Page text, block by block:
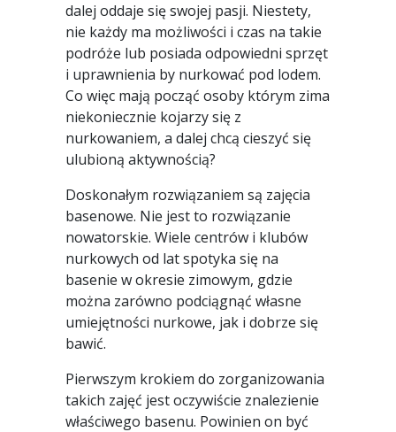
dalej oddaje się swojej pasji. Niestety,
nie każdy ma możliwości i czas na takie
podróże lub posiada odpowiedni sprzęt
i uprawnienia by nurkować pod lodem.
Co więc mają począć osoby którym zima
niekoniecznie kojarzy się z
nurkowaniem, a dalej chcą cieszyć się
ulubioną aktywnością?
Doskonałym rozwiązaniem są zajęcia
basenowe. Nie jest to rozwiązanie
nowatorskie. Wiele centrów i klubów
nurkowych od lat spotyka się na
basenie w okresie zimowym, gdzie
można zarówno podciągnąć własne
umiejętności nurkowe, jak i dobrze się
bawić.
Pierwszym krokiem do zorganizowania
takich zajęć jest oczywiście znalezienie
właściwego basenu. Powinien on być